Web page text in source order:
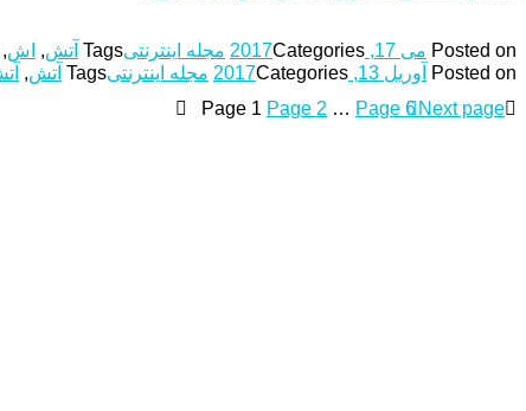
Posted on می 17, 2017 Categories مجله اینترنتیTags آتش, اش,
Posted on آوریل 13, 2017 Categories مجله اینترنتیTags آتش,
Page 1 Page 2 … Page 6 Next page